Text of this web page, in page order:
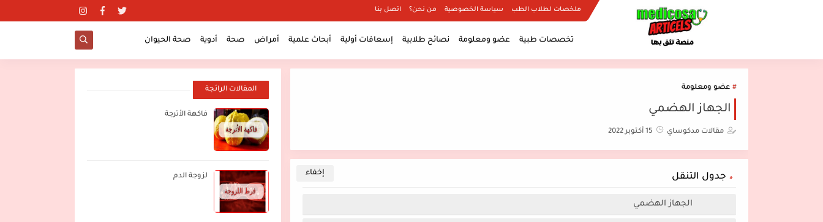
ملخصات لطلاب الطب سياسة الخصوصية من نحن؟ اتصل بنا
تخصصات طبية عضو ومعلومة نصائح طلابية إسعافات أولية أبحاث علمية أمراض صحة أدوية صحة الحيوان
عضو ومعلومة
الجهاز الهضمي
مقالات مدكوساي 15 أكتوبر 2022
جدول التنقل
الجهاز الهضمي
المقالات الرائجة
فاكهة الأترجة
لزوجة الدم